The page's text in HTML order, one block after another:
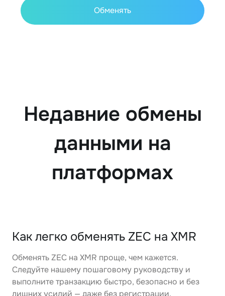
Обменять
Недавние обмены
данными на
платформах
Как легко обменять ZEC на XMR
Обменять ZEC на XMR проще, чем кажется.
Следуйте нашему пошаговому руководству и
выполните транзакцию быстро, безопасно и без
лишних усилий — даже без регистрации.